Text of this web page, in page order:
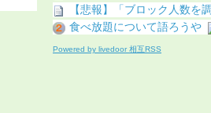
【悲報】「ブロック人数
食べ放題について語ろうや
Powered by livedoor 相互RSS